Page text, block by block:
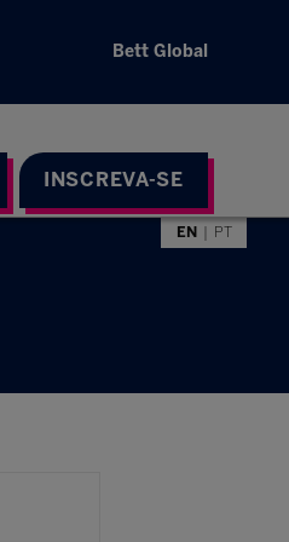
Bett Global
INSCREVA-SE
EN PT